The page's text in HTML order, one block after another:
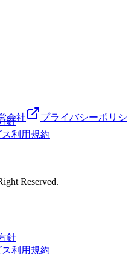
針
ス利用規約
Reserved.
会社
プライバシーポリシ
針
ス利用規約